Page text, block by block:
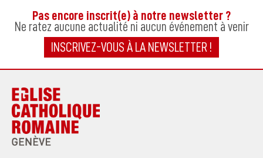
Pas encore inscrit(e) à notre newsletter ?
Ne ratez aucune actualité ni aucun événement à venir
INSCRIVEZ-VOUS À LA NEWSLETTER !